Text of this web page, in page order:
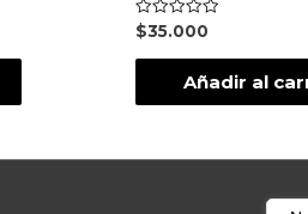
Valorado
en
0
$35.000
Añadir al